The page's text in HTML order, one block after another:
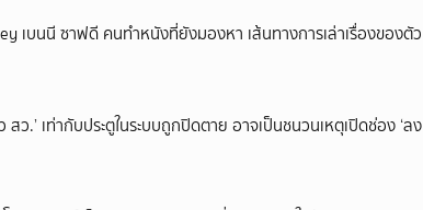
เบนนี ซาฟดี คนทำหนังที่ยังมองหา เส้นทางการเล่าเรื่องของตัว
ว.’ เท่ากับประตูในระบบถูกปิดตาย อาจเป็นชนวนเหตุเปิดช่อง ‘ลง